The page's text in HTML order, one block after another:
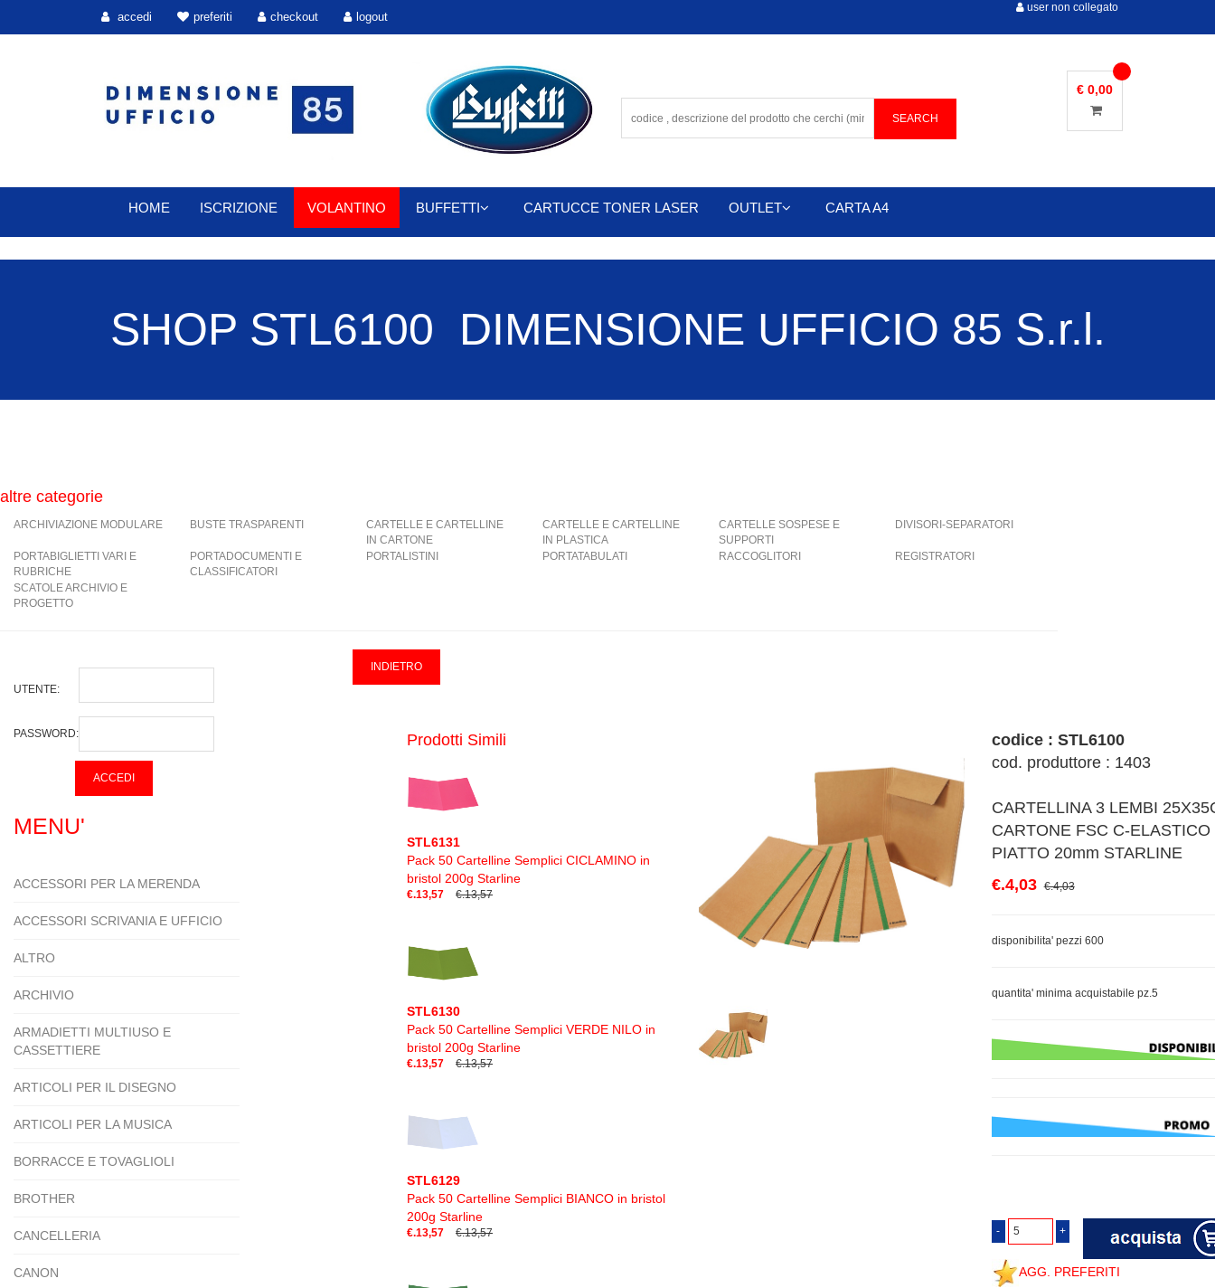
accedi preferiti checkout logout
user non collegato
€ 0,00
HOME ISCRIZIONE VOLANTINO BUFFETTI CARTUCCE TONER LASER OUTLET CARTA A4
SHOP STL6100 DIMENSIONE UFFICIO 85 S.r.l.
altre categorie
ARCHIVIAZIONE MODULARE BUSTE TRASPARENTI
CARTELLE E CARTELLINE
IN CARTONE
CARTELLE E CARTELLINE
IN PLASTICA
CARTELLE SOSPESE E
SUPPORTI
DIVISORI-SEPARATORI
PORTABIGLIETTI VARI E
RUBRICHE
PORTADOCUMENTI E
CLASSIFICATORI
PORTALISTINI PORTATABULATI RACCOGLITORI REGISTRATORI
SCATOLE ARCHIVIO E
PROGETTO
UTENTE:
PASSWORD:
MENU'
ACCESSORI PER LA MERENDA
ACCESSORI SCRIVANIA E UFFICIO
ALTRO
ARCHIVIO
ARMADIETTI MULTIUSO E
CASSETTIERE
ARTICOLI PER IL DISEGNO
ARTICOLI PER LA MUSICA
BORRACCE E TOVAGLIOLI
BROTHER
CANCELLERIA
CANON
Prodotti Simili
STL6131
Pack 50 Cartelline Semplici CICLAMINO in
bristol 200g Starline
€.13,57 €.13,57
STL6130
Pack 50 Cartelline Semplici VERDE NILO in
bristol 200g Starline
€.13,57 €.13,57
STL6129
Pack 50 Cartelline Semplici BIANCO in bristol
200g Starline
€.13,57 €.13,57
codice : STL6100
cod. produttore : 1403
CARTELLINA 3 LEMBI
CARTONE FSC C-ELASTICO
PIATTO 20mm STARLINE
€.4,03 €.4,03
disponibilita' pezzi 600
quantita' minima acquistabile pz.5
AGG. PREFERITI